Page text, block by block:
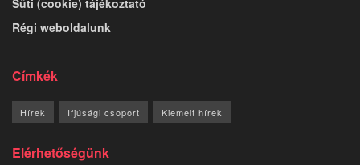
Régi weboldalunk
Címkék
Hírek Ifjúsági csoport Kiemelt hírek
Elérhetőségünk